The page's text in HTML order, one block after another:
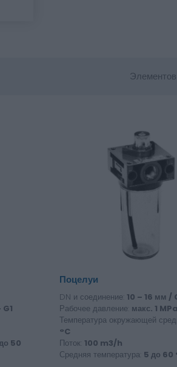
50
Поцелуи
DN и соединение: 10 – 16 мм /
Рабочее давление: макс. 1 MPa
Температура окружающей
°C
Поток: 100 m3/h
Средняя температура: 5 до 60